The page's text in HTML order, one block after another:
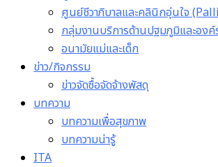
ศูนย์ชีวาภิบาลและคลินิกอุ่นใจ
กลุ่มงานบริการด้านปฐมภูมิและองค์
อนามัยแม่และเด็ก
ข่าว/กิจกรรม
ข่าวจัดซื้อจัดจ้างพัสดุ
บทความ
บทความเพื่อสุขภาพ
บทความน่ารู้
ITA